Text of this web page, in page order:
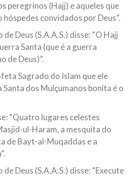
peregrinos (Hajj) e aqueles que
hóspedes convidados por Deus”.
Deus (S.A.A.S.) disse: “O Hajj
Santa (que é a guerra
de Deus)”.
Sagrado do Islam que ele
Santa dos Mulçumanos bonita é o
“Quatro lugares celestes
ul-Haram, a mesquita do
de Bayt-al-Muqaddas e a
Deus (S.A.A.S.) disse: “Execute